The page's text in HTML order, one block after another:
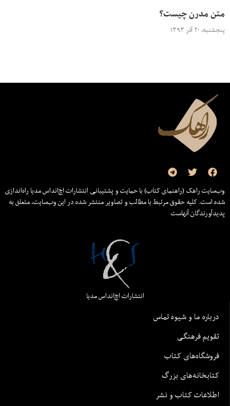
متن مدرن چیست؟
پنجشنبه، ۲۰ آذر ۱۳۹۳
وب‌سایت راهک (راهنمای کتاب) با حمایت و پشتیبانی انتشارات اچ‌اند‌اس مدیا راه‌اندازی
شده است. کلیه حقوق مرتبط با مطالب و تصاویر منتشر شده در این وب‌سایت، متعلق به
پدیدآورندگان آنهاست
انتشارات اچ‌اند‌اس مدیا
درباره ما و شیوه تماس
تقویم فرهنگی
فروشگاه‌های کتاب
کتابخانه‌های بزرگ
اطلاعات کتاب و نشر